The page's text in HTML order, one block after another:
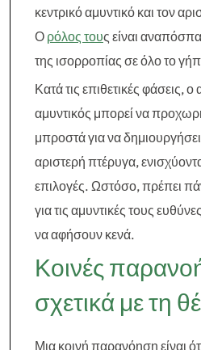
κεντρικό αμυντικό και τον
Ο ρόλος τους είναι
της ισορροπίας σε όλο το
Κατά τις επιθετικές φάσεις, ο
αμυντικός μπορεί να
μπροστά για να
αριστερή πτέρυγα,
επιλογές. Ωστόσο, πρέπει
για τις αμυντικές τους
να αφήσουν κενά.
Κοινές
σχετικά με τη
Μια κοινή παρανόηση είναι